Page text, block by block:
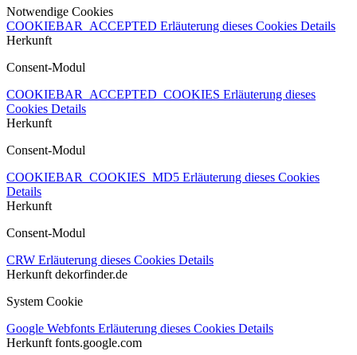
Notwendige Cookies
COOKIEBAR_ACCEPTED Erläuterung dieses Cookies Details
Herkunft
Consent-Modul
COOKIEBAR_ACCEPTED_COOKIES Erläuterung dieses
Cookies Details
Herkunft
Consent-Modul
COOKIEBAR_COOKIES_MD5 Erläuterung dieses Cookies
Details
Herkunft
Consent-Modul
CRW Erläuterung dieses Cookies Details
Herkunft dekorfinder.de
System Cookie
Google Webfonts Erläuterung dieses Cookies Details
Herkunft fonts.google.com